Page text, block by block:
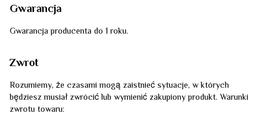
Gwarancja
Gwarancja producenta do 1 roku.
Zwrot
Rozumiemy, że czasami mogą zaistnieć sytuacje, w których
będziesz musiał zwrócić lub wymienić zakupiony produkt. Warunki
zwrotu towaru: